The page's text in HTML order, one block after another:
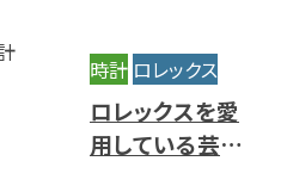
えないレアモデ
ルの特徴
時計 ロレックス
ロレックスを愛
用している芸能